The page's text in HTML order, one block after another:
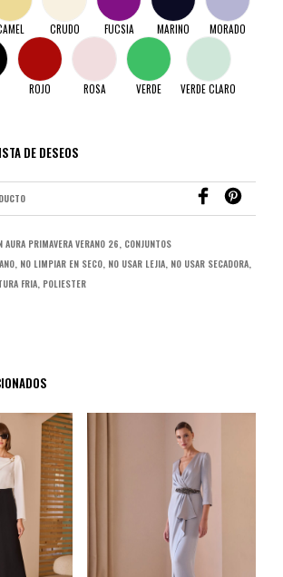
CRUDO FUCSIA MARINO MORADO
ROJO ROSA VERDE VERDE CLARO
DE DESEOS
AURA PRIMAVERA VERANO 26, CONJUNTOS
, NO LIMPIAR EN SECO, NO USAR LEJIA, NO USAR SECADORA,
FRIA, POLIESTER